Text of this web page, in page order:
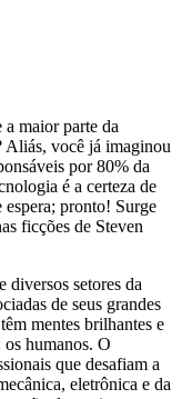
a maior parte da
Aliás, você já imaginou
por 80% da
é a certeza de
espera; pronto! Surge
ficções de Steven
diversos setores da
de seus grandes
mentes brilhantes e
humanos. O
que desafiam a
eletrônica e da